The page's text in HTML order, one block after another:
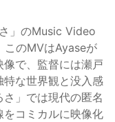
」のMusic Video
このMVはAyaseが
で、監督には瀬戸
な世界観と没入感
」では現代の匿名
コミカルに映像化